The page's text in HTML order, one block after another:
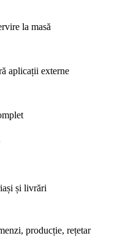
la masă
aplicații externe
și livrări
producție, rețetar